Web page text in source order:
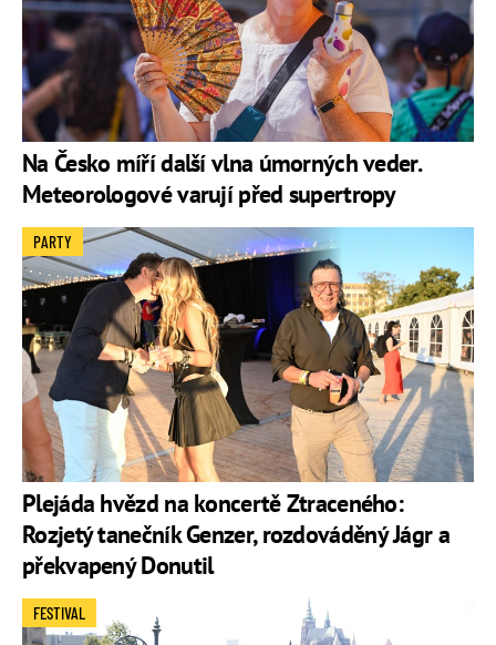
Na Česko míří další vlna úmorných veder.
Meteorologové varují před supertropy
Plejáda hvězd na koncertě Ztraceného:
Rozjetý tanečník Genzer, rozdováděný Jágr a
překvapený Donutil
PARTY
FESTIVAL